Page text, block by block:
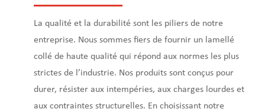
La qualité et la durabilité sont les piliers de notre
entreprise. Nous sommes fiers de fournir un lamellé
collé de haute qualité qui répond aux normes les plus
strictes de l’industrie. Nos produits sont conçus pour
durer, résister aux intempéries, aux charges lourdes et
aux contraintes structurelles. En choisissant notre